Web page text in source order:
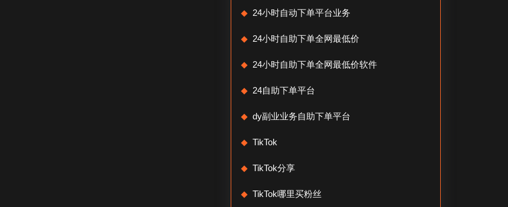
24小时自动下单平台业务
24小时自助下单全网最低价
24小时自助下单全网最低价软件
24自助下单平台
dy副业业务自助下单平台
TikTok
TikTok分享
TikTok哪里买粉丝